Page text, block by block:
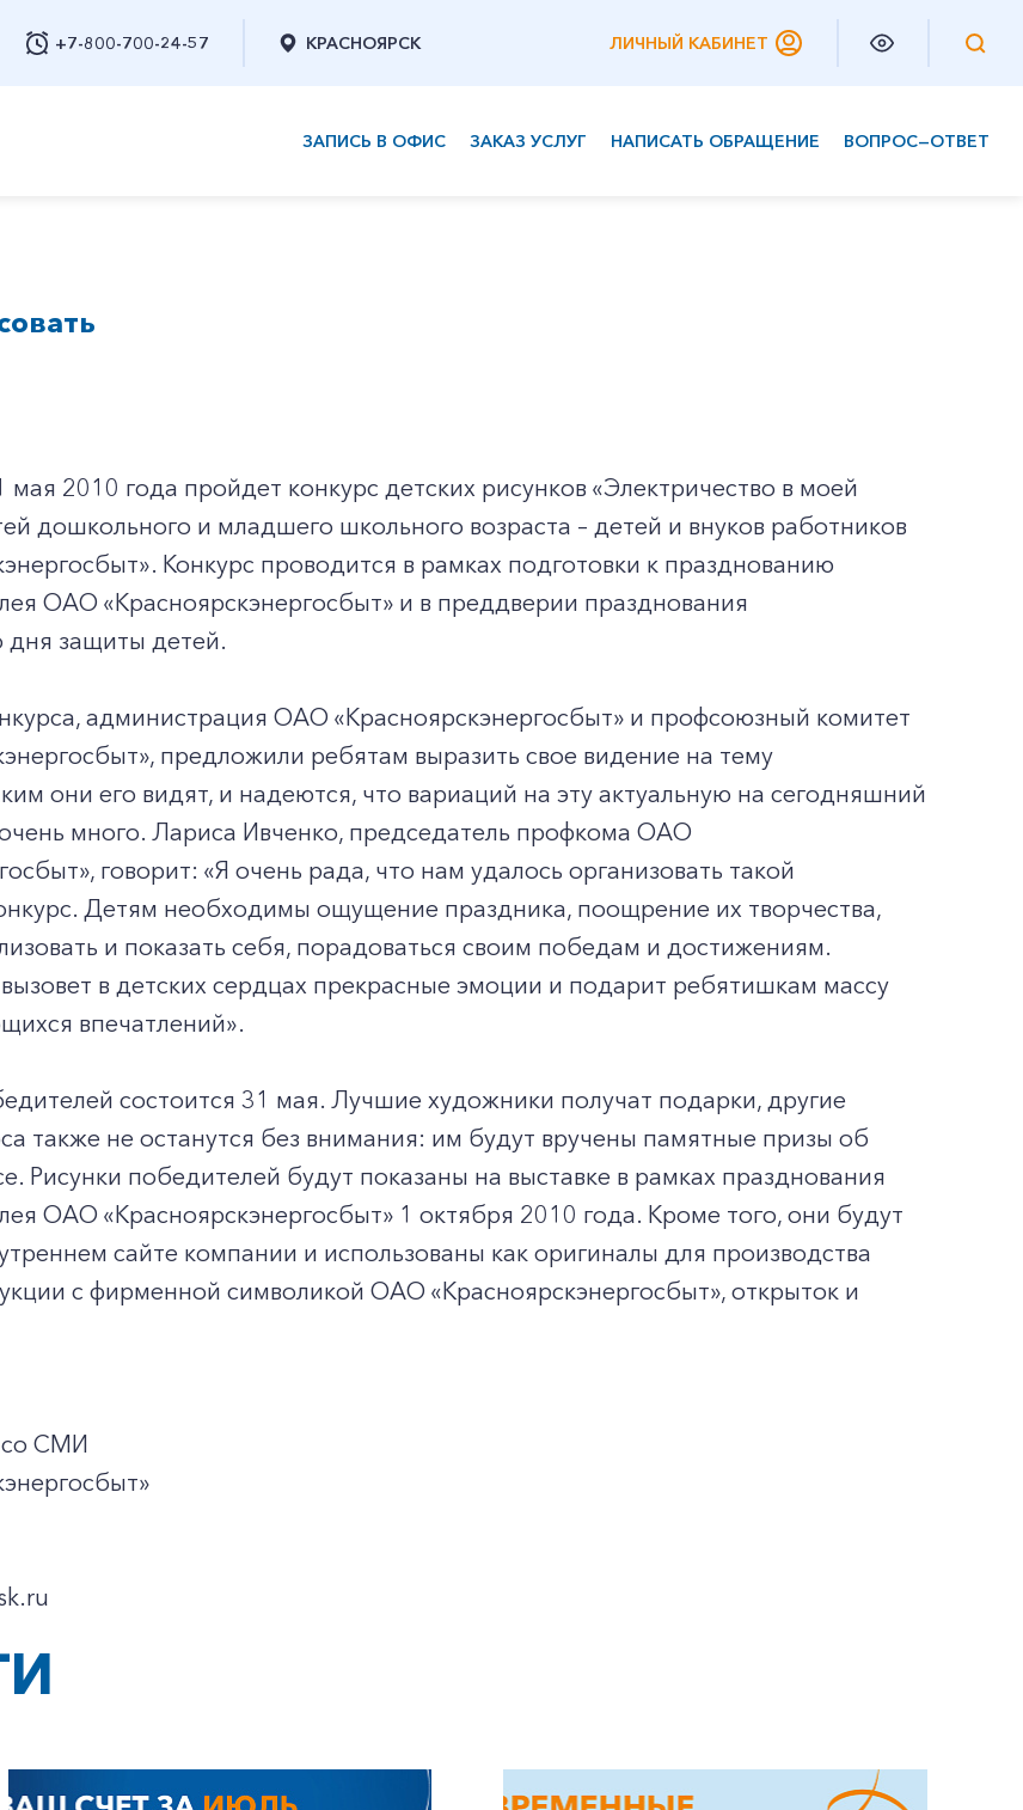
+7-800-700-24-57
Заказать обратный звонок
КРАСНОЯРСК ЛИЧНЫЙ КАБИНЕТ
ЗАПИСЬ В ОФИС ЗАКАЗ УСЛУГ НАПИСАТЬ ОБРАЩЕНИЕ ВОПРОС—ОТВЕТ
700-24-57
2010 года пройдет конкурс детских рисунков «Электричество в моей
дошкольного и младшего школьного возраста – детей и внуков работников
Конкурс проводится в рамках подготовки к празднованию
ОАО «Красноярскэнергосбыт» и в преддверии празднования
защиты детей.
администрация ОАО «Красноярскэнергосбыт» и профсоюзный комитет
предложили ребятам выразить свое видение на тему
они его видят, и надеются, что вариаций на эту актуальную на сегодняшний
много. Лариса Ивченко, председатель профкома ОАО
говорит: «Я очень рада, что нам удалось организовать такой
Детям необходимы ощущение праздника, поощрение их творчества,
и показать себя, порадоваться своим победам и достижениям.
в детских сердцах прекрасные эмоции и подарит ребятишкам массу
впечатлений».
состоится 31 мая. Лучшие художники получат подарки, другие
также не останутся без внимания: им будут вручены памятные призы об
Рисунки победителей будут показаны на выставке в рамках празднования
ОАО «Красноярскэнергосбыт» 1 октября 2010 года. Кроме того, они будут
сайте компании и использованы как оригиналы для производства
с фирменной символикой ОАО «Красноярскэнергосбыт», открыток и
по связям со СМИ